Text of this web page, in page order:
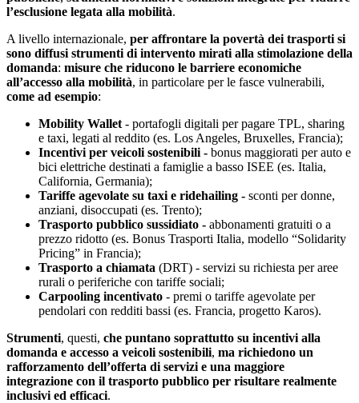
l’esclusione legata alla mobilità.
A livello internazionale, per affrontare la povertà dei trasporti si
sono diffusi strumenti di intervento mirati alla stimolazione della
domanda: misure che riducono le barriere economiche
all’accesso alla mobilità, in particolare per le fasce vulnerabili,
come ad esempio:
Mobility Wallet - portafogli digitali per pagare TPL, sharing
e taxi, legati al reddito (es. Los Angeles, Bruxelles, Francia);
Incentivi per veicoli sostenibili - bonus maggiorati per auto e
bici elettriche destinati a famiglie a basso ISEE (es. Italia,
California, Germania);
Tariffe agevolate su taxi e ridehailing - sconti per donne,
anziani, disoccupati (es. Trento);
Trasporto pubblico sussidiato - abbonamenti gratuiti o a
prezzo ridotto (es. Bonus Trasporti Italia, modello “Solidarity
Pricing” in Francia);
Trasporto a chiamata (DRT) - servizi su richiesta per aree
rurali o periferiche con tariffe sociali;
Carpooling incentivato - premi o tariffe agevolate per
pendolari con redditi bassi (es. Francia, progetto Karos).
Strumenti, questi, che puntano soprattutto su incentivi alla
domanda e accesso a veicoli sostenibili, ma richiedono un
rafforzamento dell’offerta di servizi e una maggiore
integrazione con il trasporto pubblico per risultare realmente
inclusivi ed efficaci.